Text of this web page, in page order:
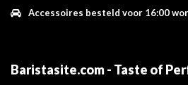
Accessoires besteld voor 16:00
Baristasite.com - Taste of